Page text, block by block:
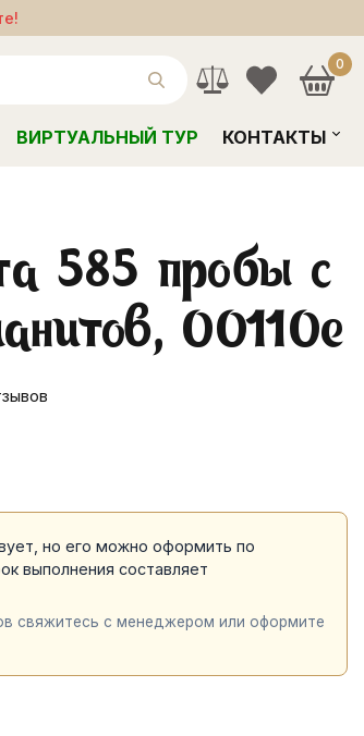
0
ВИРТУАЛЬНЫЙ ТУР КОНТАКТЫ
585 пробы с
00110e
но его можно оформить по
выполнения составляет
свяжитесь с менеджером или оформите